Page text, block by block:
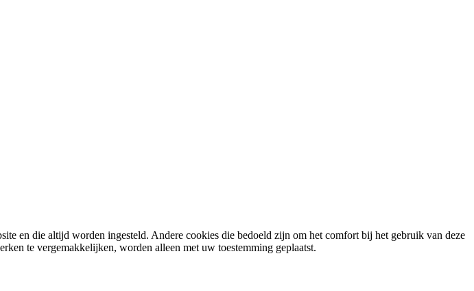
en die altijd worden ingesteld. Andere cookies die bedoeld zijn om het comfort bij het gebruik van deze
te vergemakkelijken, worden alleen met uw toestemming geplaatst.